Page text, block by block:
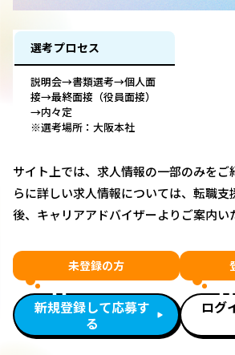
選考プロセス
説明会→書類選考→個人面
接→最終面接（役員面接）
→内々定
※選考場所：大阪本社
サイト上では、求人情報の一部のみをご
らに詳しい求人情報については、転職
後、キャリアアドバイザーよりご案内い
未登録の方
新規登録して応募す
る
ログ